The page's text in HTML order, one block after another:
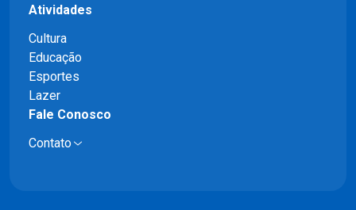
Atividades
Cultura
Educação
Esportes
Lazer
Fale Conosco
Contato